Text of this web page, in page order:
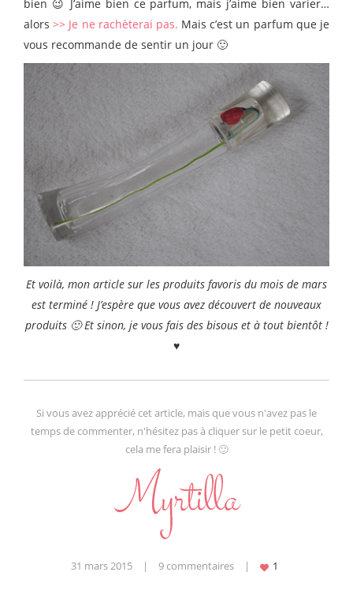
bien 😉 J’aime bien ce parfum, mais j’aime bien varier…
alors >> Je ne rachèterai pas. Mais c’est un parfum que je
vous recommande de sentir un jour 🙂
Et voilà, mon article sur les produits favoris du mois de mars
est terminé ! J’espère que vous avez découvert de nouveaux
produits 🙂 Et sinon, je vous fais des bisous et à tout bientôt !
♥
Si vous avez apprécié cet article, mais que vous n'avez pas le
temps de commenter, n'hésitez pas à cliquer sur le petit coeur,
cela me fera plaisir ! 🙂
31 mars 2015 | 9 commentaires |